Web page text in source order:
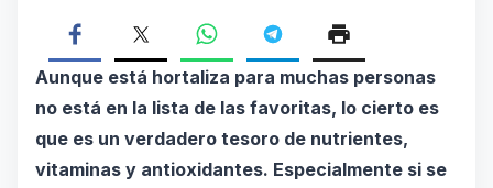
Aunque está hortaliza para muchas personas
no está en la lista de las favoritas, lo cierto es
que es un verdadero tesoro de nutrientes,
vitaminas y antioxidantes. Especialmente si se